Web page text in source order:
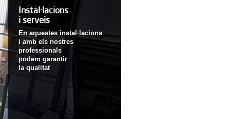
Instal·lacions
iserveis
En aquestes instal·lacions
i amb els nostres
professionals
podem garantir
la qualitat